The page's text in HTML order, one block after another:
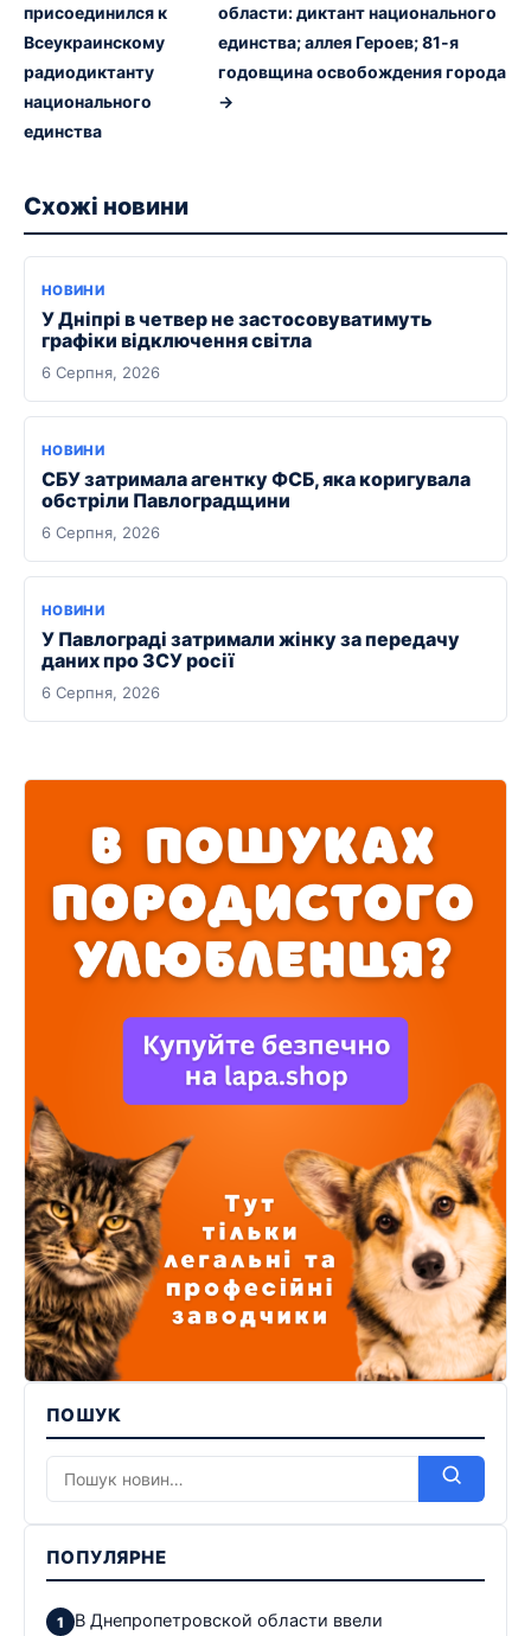
присоединился к
Всеукраинскому
радиодиктанту
национального
единства
области: диктант национального
единства; аллея Героев; 81-я
годовщина освобождения города
→
Схожі новини
НОВИНИ
У Дніпрі в четвер не застосовуватимуть
графіки відключення світла
6 Серпня, 2026
НОВИНИ
СБУ затримала агентку ФСБ, яка коригувала
обстріли Павлоградщини
6 Серпня, 2026
НОВИНИ
У Павлограді затримали жінку за передачу
даних про ЗСУ росії
6 Серпня, 2026
ПОШУК
ПОПУЛЯРНЕ
В Днепропетровской области ввели